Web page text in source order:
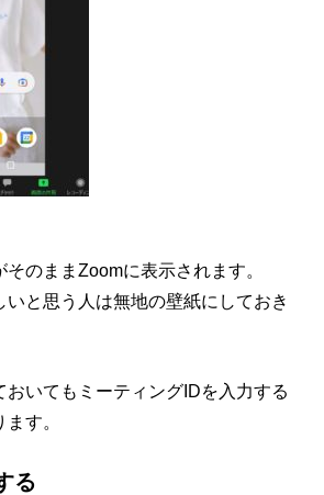
のままZoomに表示されます。
いと思う人は無地の壁紙にしておき
おいてもミーティングIDを入力する
す。
る